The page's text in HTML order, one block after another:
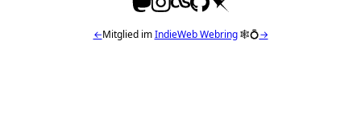
←Mitglied imIndieWeb Webring🕸💍→